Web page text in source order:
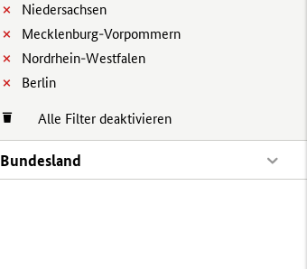
Niedersachsen
Mecklenburg-Vorpommern
Nordrhein-Westfalen
Berlin
Alle Filter deaktivieren
Bundesland